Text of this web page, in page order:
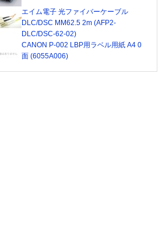
エイム電子 光ファイバーケーブル
DLC/DSC MM62.5 2m (AFP2-
DLC/DSC-62-02)
CANON P-002 LBP用ラベル用紙 A4 0
面 (6055A006)